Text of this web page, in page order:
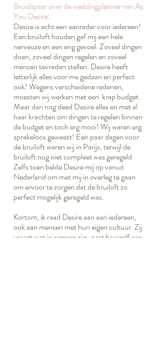
Bruidspaar over de weddingplanner van As
You Desire:
Desire is echt een aanrader voor iedereen!
Een bruiloft houden gaf mij een hele
nerveuze en een eng gevoel. Zoveel dingen
doen, zoveel dingen regelen en zoveel
mensen tevreden stellen. Desire heeft
letterlijk alles voor me gedaan en perfect
ook! Wegens verscheidene redenen,
moesten wij werken met een krap budget.
Maar dan nog deed Desire alles en met al
haar krachten om dingen te regelen binnen
de budget en toch erg mooi! Wij waren erg
sprakeloos geweest! Een paar dagen voor
de bruiloft waren wij in Parijs, terwijl de
bruiloft nog niet compleet was geregeld.
Zelfs toen belde Desire mij op vanuit
Nederland om met mij in overleg te gaan
om ervoor te zorgen dat de bruiloft zo
perfect mogelijk geregeld was.
Kortom, ik raad Desire aan aan iedereen,
ook aan mensen met hun eigen cultuur. Zij
vraagt wat je wensen zijn, past haarzelf aan,